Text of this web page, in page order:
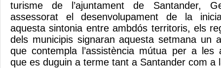
turisme de l’ajuntament de Santander,
assessorat el desenvolupament de la
aquesta sintonia entre ambdós territoris, els
dels municipis signaran aquesta setmana un
que contempla l’assistència mútua per a les
que es duguin a terme tant a Santander com a